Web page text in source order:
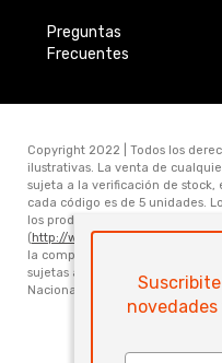
Preguntas
Frecuentes
Copyright 2022 | Todos los
ilustrativas. La venta de
sujeta a la verificación de stock,
cada código es de 5 unidades.
los productos publicados en
( http://
la compra online. Las
sujetas a cambios sin previo
Nacional Nro 168 Km 473.6